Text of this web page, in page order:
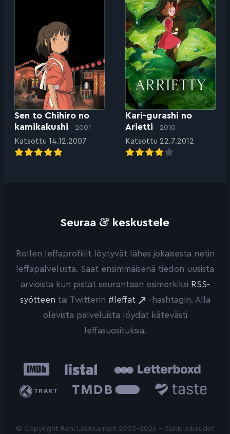
Sen to Chihiro no
kamikakushi
2001
Katsottu 14.12.2007
Kari-gurashi no
Arietti
2010
Katsottu 22.7.2012
Seuraa & keskustele
Rollen leffaprofiilit löytyvät lähes jokaisesta netin
leffapalvelusta. Saat ensimmäisenä tiedon uusista
arvioista kun pistät seurantaan esimerkiksi RSS-
syötteen tai Twitterin #leffat
-hashtagin. Alla
olevista palveluista löydät kätevästi
leffasuosituksia.
IMDb Listal
Trakt
Database
© Copyright Roni Laukkarinen 2005-2026 - Kaikki oikeudet